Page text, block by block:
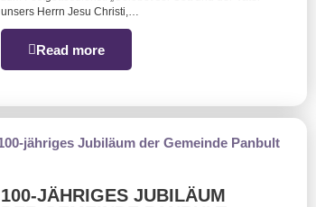
unsers Herrn Jesu Christi,…
Read more
100-JÄHRIGES JUBILÄUM